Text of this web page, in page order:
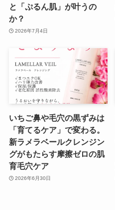
と「ぷるん肌」が叶うの
か？
2026年7月4日
いちご鼻や毛穴の黒ずみは
「育てるケア」で変わる。
新ラメラベールクレンジン
グがもたらす摩擦ゼロの肌
育毛穴ケア
2026年6月30日